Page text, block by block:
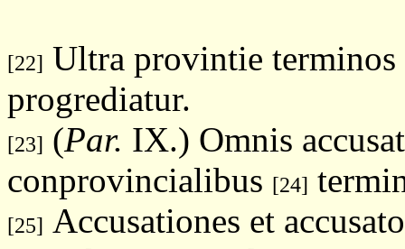
[22] Ultra provintie terminos
progrediatur.
[23] (Par. IX.) Omnis
conprovincialibus [24]
[25] Accusationes et